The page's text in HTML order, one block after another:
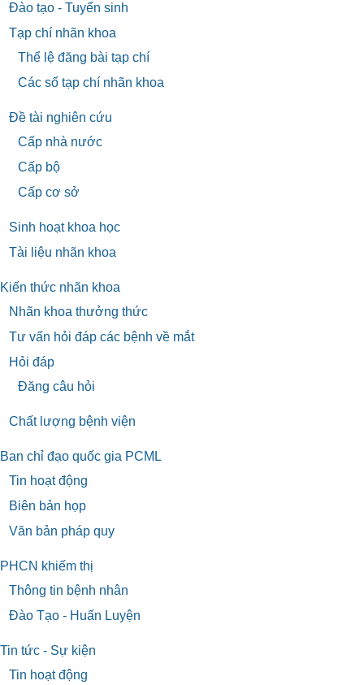
Đào tạo - Tuyển sinh
Tạp chí nhãn khoa
Thể lệ đăng bài tạp chí
Các số tạp chí nhãn khoa
Đề tài nghiên cứu
Cấp nhà nước
Cấp bộ
Cấp cơ sở
Sinh hoạt khoa học
Tài liệu nhãn khoa
Kiến thức nhãn khoa
Nhãn khoa thưởng thức
Tư vấn hỏi đáp các bệnh về mắt
Hỏi đáp
Đăng câu hỏi
Chất lượng bệnh viện
Ban chỉ đạo quốc gia PCML
Tin hoạt động
Biên bản họp
Văn bản pháp quy
PHCN khiếm thị
Thông tin bệnh nhân
Đào Tạo - Huấn Luyện
Tin tức - Sự kiện
Tin hoạt động